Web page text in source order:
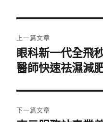
章
導
覽
上一篇文章
上
一
文
章:
眼科新一代全飛
醫師快速祛濕減
下一篇文章